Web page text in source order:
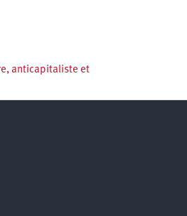
anticapitaliste et